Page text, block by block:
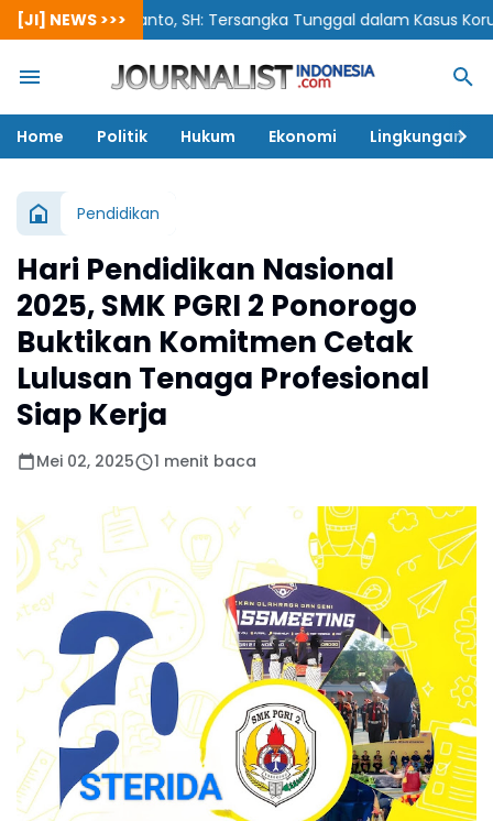
[JI] NEWS >>>
Siswanto, SH: Tersangka Tunggal dalam Kasus Korupsi
Home Politik Hukum Ekonomi Lingkungan
Pendidikan
Hari Pendidikan Nasional
2025, SMK PGRI 2 Ponorogo
Buktikan Komitmen Cetak
Lulusan Tenaga Profesional
Siap Kerja
Mei 02, 2025 1 menit baca